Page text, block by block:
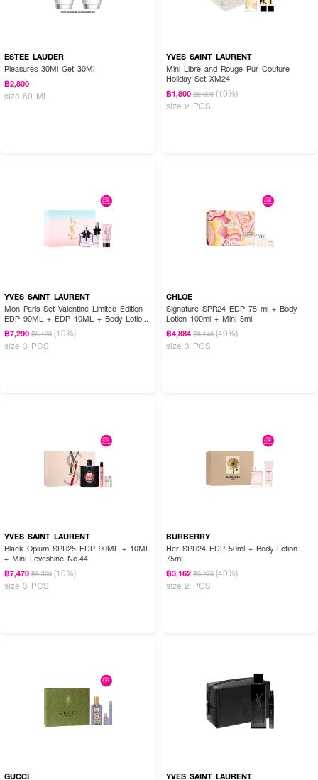
● กล่องของขวัญดีไซน์พิเศษ Valentine’s Edition 2026
● ขนาด: 50ml + 10ml + กระจก
🖤 มอบเสน่ห์เย้ายวน น่าหลงใหล ให้กับคนที่คุณรัก ในวันวาเลนไทน์! ด้วย YSL
Black Opium Set! ✨💫💋
ESTEE LAUDER
Pleasures 30Ml Get 30Ml
฿2,800
size 60 ML
YVES SAINT LAURENT
Mini Libre and Rouge Pur Couture
Holiday Set XM24
฿1,800 ฿2,000 (10%)
size 2 PCS
YVES SAINT LAURENT
Mon Paris Set Valentine Limited Edition
EDP 90ML + EDP 10ML + Body Lotion
50ML
฿7,290 ฿8,100 (10%)
size 3 PCS
CHLOE
Signature SPR24 EDP 75 ml + Body
Lotion 100ml + Mini 5ml
฿4,884 ฿8,140 (40%)
size 3 PCS
YVES SAINT LAURENT
Black Opium SPR25 EDP 90ML + 10ML
+ Mini Loveshine No.44
฿7,470 ฿8,300 (10%)
size 3 PCS
BURBERRY
Her SPR24 EDP 50ml + Body Lotion
75ml
฿3,162 ฿5,270 (40%)
size 2 PCS
GUCCI YVES SAINT LAURENT